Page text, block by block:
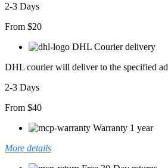
2-3 Days
From $20
DHL Courier delivery
DHL courier will deliver to the specified
2-3 Days
From $40
Warranty 1 year
More details